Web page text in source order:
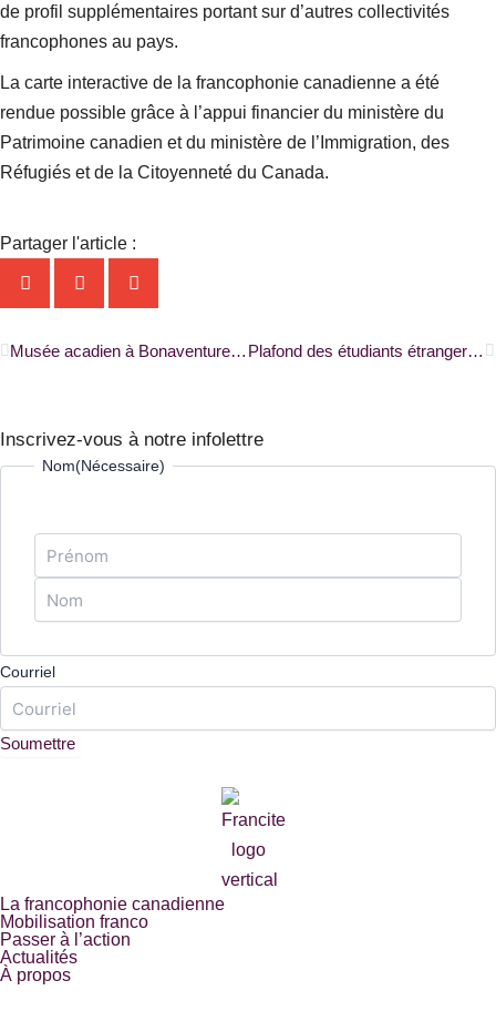
de profil supplémentaires portant sur d’autres collectivités
francophones au pays.
La carte interactive de la francophonie canadienne a été
rendue possible grâce à l’appui financier du ministère du
Patrimoine canadien et du ministère de l’Immigration, des
Réfugiés et de la Citoyenneté du Canada.
Partager l'article :
Précédent Musée acadien à Bonaventure : vendre des objets du passé… pour l’avenir |RADIO-CANADA| Plafond des étudiants étrangers : le commissaire aux langues officielles ouvre une enquête |ONFR+|
Inscrivez-vous à notre infolettre
Nom(Nécessaire)
Prénom
Nom
Courriel
La francophonie canadienne
Mobilisation franco
Passer à l’action
Actualités
À propos